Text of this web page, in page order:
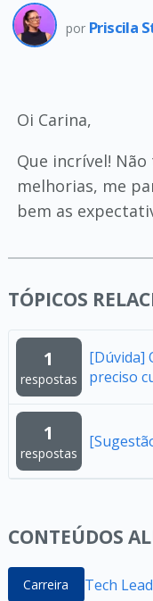
por Priscila
Oi Carina,
Que incrível!
melhorias, me
bem as
TÓPICOS
1
respostas
[Dúvida]
preciso
1
respostas
CONTEÚDOS
Carreira Tech